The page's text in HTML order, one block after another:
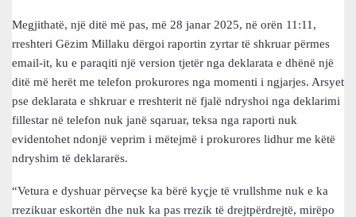
Megjithatë, një ditë më pas, më 28 janar 2025, në orën 11:11,
rreshteri Gëzim Millaku dërgoi raportin zyrtar të shkruar përmes
email-it, ku e paraqiti një version tjetër nga deklarata e dhënë një
ditë më herët me telefon prokurores nga momenti i ngjarjes. Arsyet
pse deklarata e shkruar e rreshterit në fjalë ndryshoi nga deklarimi
fillestar në telefon nuk janë sqaruar, teksa nga raporti nuk
evidentohet ndonjë veprim i mëtejmë i prokurores lidhur me këtë
ndryshim të deklararës.
“Vetura e dyshuar përveçse ka bërë kyçje të vrullshme nuk e ka
rrezikuar eskortën dhe nuk ka pas rrezik të drejtpërdrejtë, mirëpo